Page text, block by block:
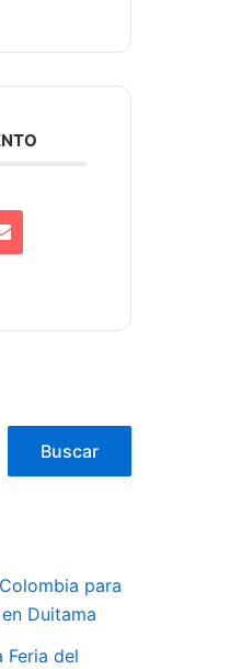
Buscar
para
Duitama
Feria del